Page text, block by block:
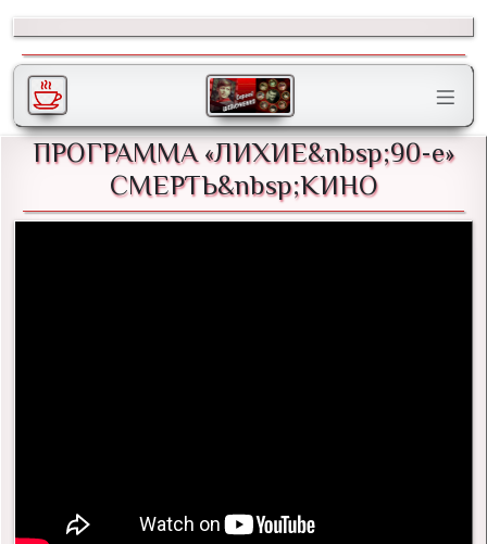
ПРОГРАММА «ЛИХИЕ&nbsp;90-е»
СМЕРТЬ&nbsp;КИНО